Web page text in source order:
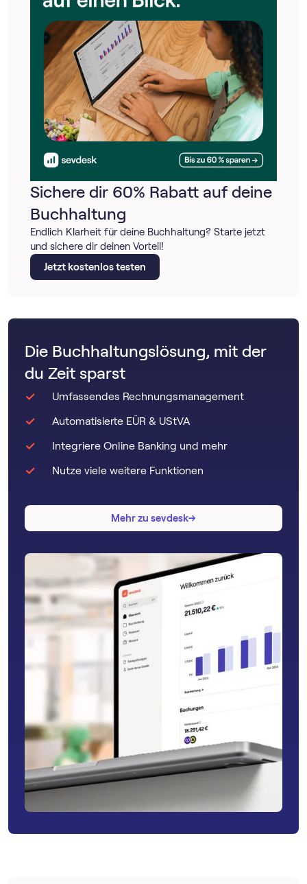
Sichere dir 60% Rabatt auf deine
Buchhaltung
Endlich Klarheit für deine Buchhaltung? Starte jetzt
und sichere dir deinen Vorteil!
Jetzt kostenlos testen
Die Buchhaltungslösung, mit der
du Zeit sparst
Umfassendes Rechnungsmanagement
Automatisierte EÜR & UStVA
Integriere Online Banking und mehr
Nutze viele weitere Funktionen
Mehr zu sevdesk→
→